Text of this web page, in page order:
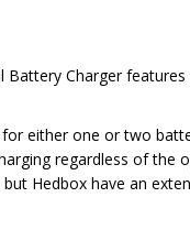
Battery Charger
either one or two
regardless of the
Hedbox have an